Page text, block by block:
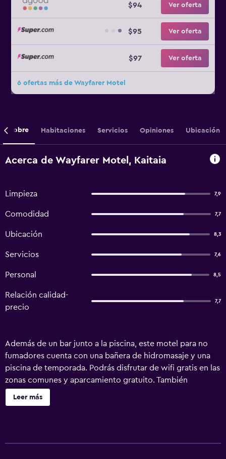
$94 Ver oferta
$95 Ver oferta
$97 Ver oferta
6 ofertas más de Wayfarer Motel
Sobre Habitaciones Servicios Opiniones Ubicación
Acerca de Wayfarer Motel, Kaitaia
Limpieza 7,9
Comodidad 7,7
Ubicación 8,3
Servicios 7,6
Personal 8,5
Relación calidad-
precio
7,7
Además de un bar junto a la piscina, este motel para no
fumadores cuenta con una bañera de hidromasaje y una
piscina de temporada. Podrás disfrutar de wifi gratis en las
zonas comunes y aparcamiento gratuito. También
encontrarás lavandería, una zona recreativa o sala de
juegos y una biblioteca. Wayfarer Motel ofrece 25
Leer más